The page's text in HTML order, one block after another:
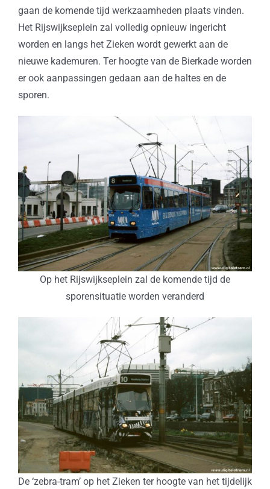
gaan de komende tijd werkzaamheden plaats vinden.
Het Rijswijkseplein zal volledig opnieuw ingericht
worden en langs het Zieken wordt gewerkt aan de
nieuwe kademuren. Ter hoogte van de Bierkade worden
er ook aanpassingen gedaan aan de haltes en de
sporen.
Op het Rijswijkseplein zal de komende tijd de
sporensituatie worden veranderd
De ‘zebra-tram’ op het Zieken ter hoogte van het tijdelijk